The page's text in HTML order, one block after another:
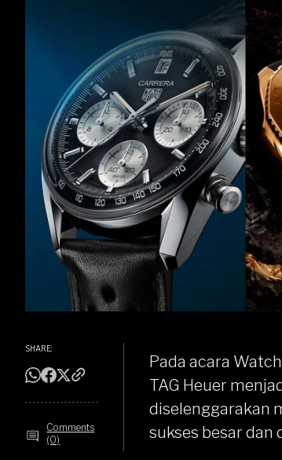
SHARE:
Comments
(0)
Pada acara
TAG Heuer
diselenggarakan
sukses besar